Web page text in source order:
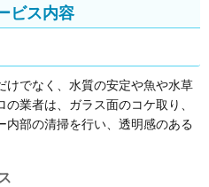
ビス内容
けでなく、水質の安定や魚や水草
業者は、ガラス面のコケ取り、
内部の清掃を行い、透明感のある